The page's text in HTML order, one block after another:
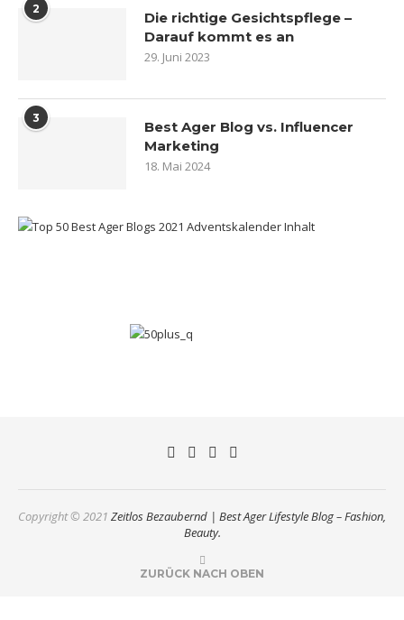
2
Die richtige Gesichtspflege –
Darauf kommt es an
29. Juni 2023
3
Best Ager Blog vs. Influencer
Marketing
18. Mai 2024
Copyright © 2021 Zeitlos Bezaubernd | Best Ager Lifestyle Blog – Fashion,
Beauty.
ZURÜCK NACH OBEN